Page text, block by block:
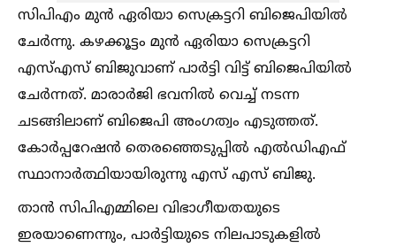
സിപിഎം മുന്‍ ഏരിയാ സെക്രട്ടറി ബിജെപിയില്‍
ചേര്‍ന്നു. കഴക്കൂട്ടം മുന്‍ ഏരിയാ സെക്രട്ടറി
എസ്‌എസ് ബിജുവാണ് പാര്‍ട്ടി വിട്ട് ബിജെപിയില്‍
ചേര്‍ന്നത്. മാരാര്‍ജി ഭവനില്‍ വെച്ച്‌ നടന്ന
ചടങ്ങിലാണ് ബിജെപി അംഗത്വം എടുത്തത്.
കോര്‍പ്പറേഷന്‍ തെരഞ്ഞെടുപ്പില്‍ എല്‍ഡിഎഫ്
സ്ഥാനാര്‍ത്ഥിയായിരുന്നു എസ് എസ് ബിജു.
താന്‍ സിപിഎമ്മിലെ വിഭാഗീയതയുടെ
ഇരയാണെന്നും, പാര്‍ട്ടിയുടെ നിലപാടുകളില്‍